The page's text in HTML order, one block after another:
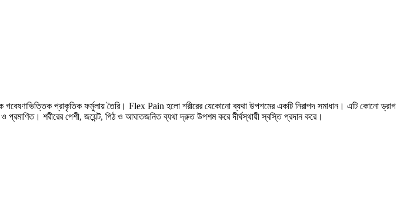
প্রাকৃতিক ফর্মুলায় তৈরি। Flex Pain হলো শরীরের যেকোনো ব্যথা উপশমের একটি নিরাপদ সমাধান। এটি কোনো ড্রাগ
ও প্রমাণিত। শরীরের পেশী, জয়েন্ট, পিঠ ও আঘাতজনিত ব্যথা দ্রুত উপশম করে দীর্ঘস্থায়ী স্বস্তি প্রদান করে।